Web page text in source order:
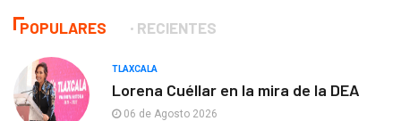
POPULARES RECIENTES
TLAXCALA
Lorena Cuéllar en la mira de la DEA
06 de Agosto 2026